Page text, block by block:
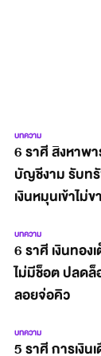
บทความ
6 ราศี สิงหาพ
บัญชีงาม รับท
เงินหมุนเข้าไม่
บทความ
6 ราศี เงินทอ
ไม่มีช็อต ปลดล็
ลอยจ่อคิว
บทความ
5 ราศี การเงิ